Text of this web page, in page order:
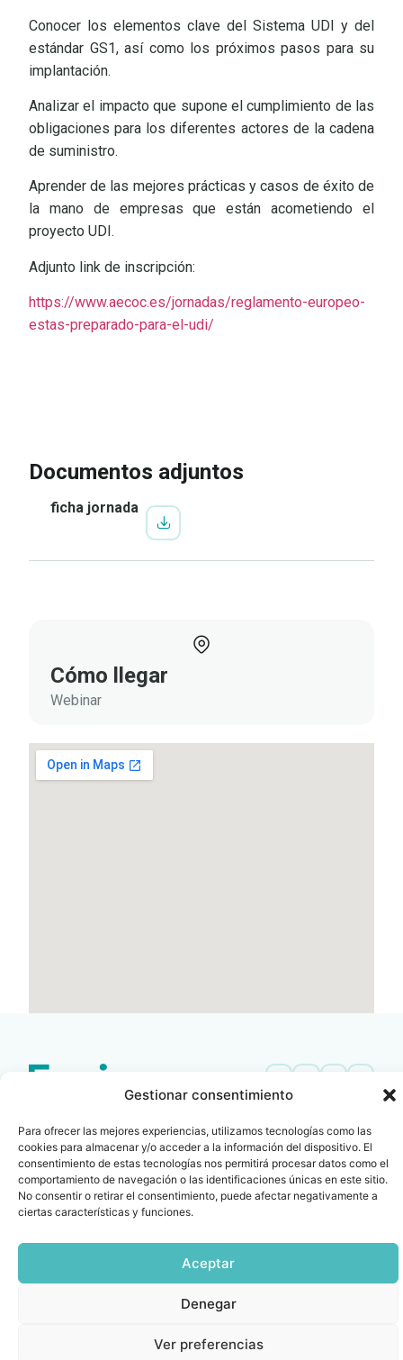
Gestionar consentimiento
Para ofrecer las mejores experiencias, utilizamos tecnologías como las
cookies para almacenar y/o acceder a la información del dispositivo. El
consentimiento de estas tecnologías nos permitirá procesar datos como el
comportamiento de navegación o las identificaciones únicas en este sitio.
No consentir o retirar el consentimiento, puede afectar negativamente a
ciertas características y funciones.
Aceptar
Denegar
Ver preferencias
Conocer los elementos clave del Sistema UDI y del
estándar GS1, así como los próximos pasos para su
implantación.
Analizar el impacto que supone el cumplimiento de las
obligaciones para los diferentes actores de la cadena
de suministro.
Aprender de las mejores prácticas y casos de éxito de
la mano de empresas que están acometiendo el
proyecto UDI.
Adjunto link de inscripción:
https://www.aecoc.es/jornadas/reglamento-europeo-
estas-preparado-para-el-udi/
Documentos adjuntos
ficha jornada
Cómo llegar
Webinar
info@fenin.es
C/ Villanueva, 20 - 1-
28001
915 759 800
Travesera de Gracia, 56 -
1º, 3ª 08006
932 014 655
Todos los derechos
de
privacidad
legalde
y